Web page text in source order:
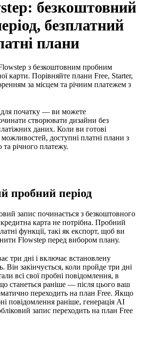
безкоштовний
безплатний
плани
з безкоштовним пробним
карти. Порівняйте плани Free, Starter,
за місцем та річним платежем з
початку — ви можете
створювати дизайни без
даних. Коли ви готові
доступні платні плани з
річного платежу.
пробний період
запис починається з безкоштовного
карта не потрібна. Пробний
функції, такі як експорт, щоб ви
Flowstep перед вибором плану.
три дні і включає встановлену
Він закінчується, коли пройде три дні
всі свої пробні повідомлення, в
станеться раніше — після цього ваш
переходить на план Free. Якщо
повідомлення раніше, генерація AI
запис переходить на план Free